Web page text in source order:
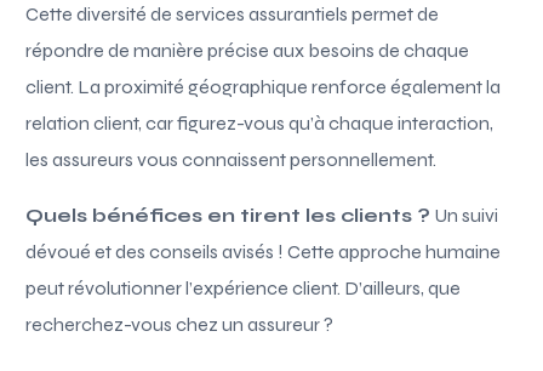
Cette diversité de services assurantiels permet de
répondre de manière précise aux besoins de chaque
client. La proximité géographique renforce également la
relation client, car figurez-vous qu’à chaque interaction,
les assureurs vous connaissent personnellement.
Quels bénéfices en tirent les clients ? Un suivi
dévoué et des conseils avisés ! Cette approche humaine
peut révolutionner l’expérience client. D’ailleurs, que
recherchez-vous chez un assureur ?